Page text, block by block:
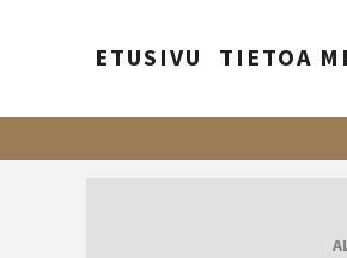
ETUSIVU TIETOA